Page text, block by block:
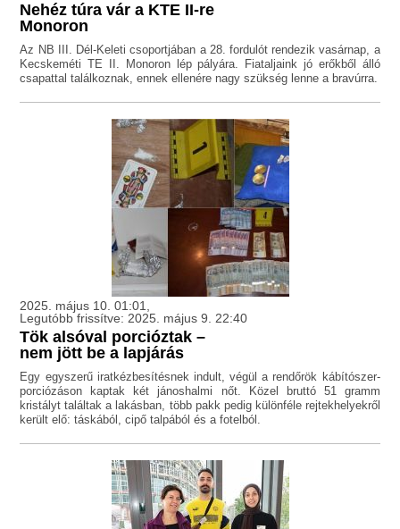
Nehéz túra vár a KTE II-re
Monoron
Az NB III. Dél-Keleti csoportjában a 28. fordulót rendezik vasárnap, a
Kecskeméti TE II. Monoron lép pályára. Fiataljaink jó erőkből álló
csapattal találkoznak, ennek ellenére nagy szükség lenne a bravúrra.
2025. május 10. 01:01,
Legutóbb frissítve: 2025. május 9. 22:40
Tök alsóval porcióztak –
nem jött be a lapjárás
Egy egyszerű iratkézbesítésnek indult, végül a rendőrök kábítószer-
porciózáson kaptak két jánoshalmi nőt. Közel bruttó 51 gramm
kristályt találtak a lakásban, több pakk pedig különféle rejtekhelyekről
került elő: táskából, cipő talpából és a fotelból.